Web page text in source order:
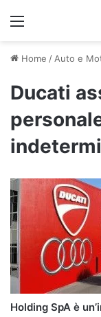
Menu
Home /Auto e
Ducati
Holding SpA è